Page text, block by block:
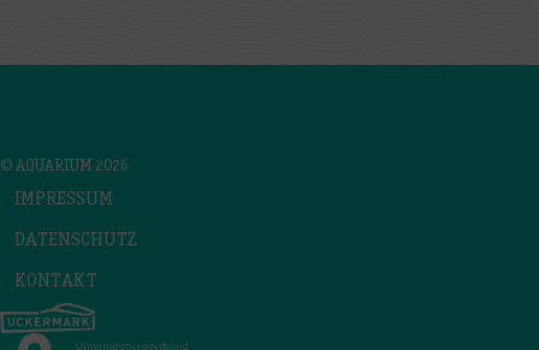
© AQUARIUM 2026
IMPRESSUM
DATENSCHUTZ
KONTAKT